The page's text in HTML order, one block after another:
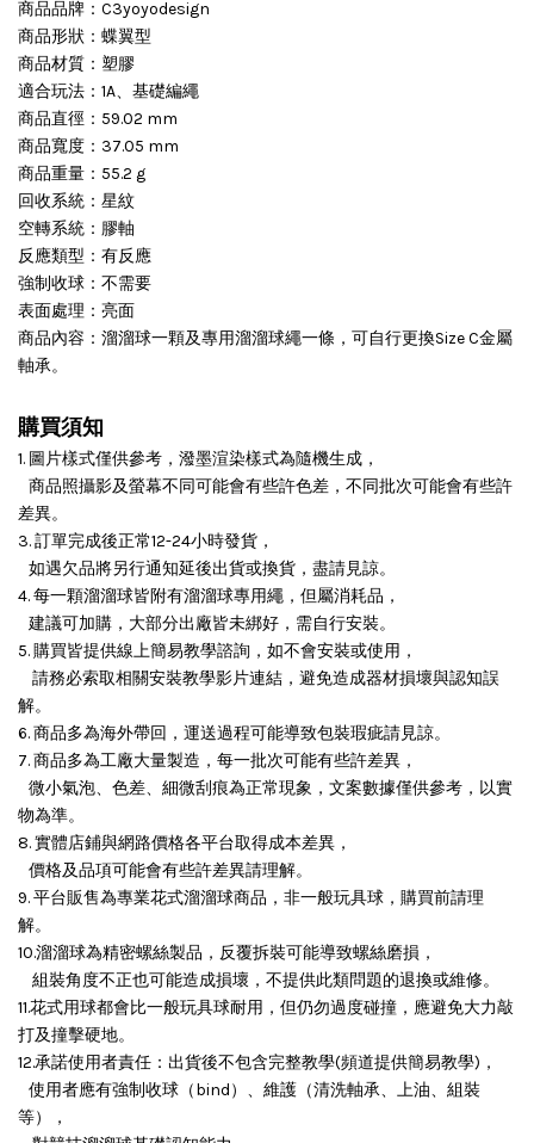
商品品牌：C3yoyodesign
商品形狀：蝶翼型
商品材質：塑膠
適合玩法：1A、基礎編繩
商品直徑：59.02 mm
商品寬度：37.05 mm
商品重量：55.2 g
回收系統：星紋
空轉系統：膠軸
反應類型：有反應
強制收球：不需要
表面處理：亮面
商品內容：溜溜球一顆及專用溜溜球繩一條，可自行更換Size C金屬
軸承。
購買須知
1. 圖片樣式僅供參考，潑墨渲染樣式為隨機生成，
商品照攝影及螢幕不同可能會有些許色差，不同批次可能會有些許
差異。
3. 訂單完成後正常12-24小時發貨，
如遇欠品將另行通知延後出貨或換貨，盡請見諒。
4. 每一顆溜溜球皆附有溜溜球專用繩，但屬消耗品，
建議可加購，大部分出廠皆未綁好，需自行安裝。
5. 購買皆提供線上簡易教學諮詢，如不會安裝或使用，
請務必索取相關安裝教學影片連結，避免造成器材損壞與認知誤
解。
6. 商品多為海外帶回，運送過程可能導致包裝瑕疵請見諒。
7. 商品多為工廠大量製造，每一批次可能有些許差異，
微小氣泡、色差、細微刮痕為正常現象，文案數據僅供參考，以實
物為準。
8. 實體店鋪與網路價格各平台取得成本差異，
價格及品項可能會有些許差異請理解。
9. 平台販售為專業花式溜溜球商品，非一般玩具球，購買前請理
解。
10.溜溜球為精密螺絲製品，反覆拆裝可能導致螺絲磨損，
組裝角度不正也可能造成損壞， 不提供此類問題的退換或維修。
11.花式用球都會比一般玩具球耐用，但仍勿過度碰撞，應避免大力敲
打及撞擊硬地。
12.承諾使用者責任：出貨後不包含完整教學(頻道提供簡易教學)，
使用者應有強制收球（bind）、維護（清洗軸承、上油、組裝
等），